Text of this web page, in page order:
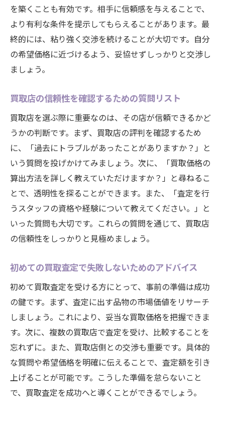
を築くことも有効です。相手に信頼感を与えることで、
より有利な条件を提示してもらえることがあります。最
終的には、粘り強く交渉を続けることが大切です。自分
の希望価格に近づけるよう、妥協せずしっかりと交渉し
ましょう。
買取店の信頼性を確認するための質問リスト
買取店を選ぶ際に重要なのは、その店が信頼できるかど
うかの判断です。まず、買取店の評判を確認するため
に、「過去にトラブルがあったことがありますか？」と
いう質問を投げかけてみましょう。次に、「買取価格の
算出方法を詳しく教えていただけますか？」と尋ねるこ
とで、透明性を探ることができます。また、「査定を行
うスタッフの資格や経験について教えてください。」と
いった質問も大切です。これらの質問を通じて、買取店
の信頼性をしっかりと見極めましょう。
初めての買取査定で失敗しないためのアドバイス
初めて買取査定を受ける方にとって、事前の準備は成功
の鍵です。まず、査定に出す品物の市場価値をリサーチ
しましょう。これにより、妥当な買取価格を把握できま
す。次に、複数の買取店で査定を受け、比較することを
忘れずに。また、買取店側との交渉も重要です。具体的
な質問や希望価格を明確に伝えることで、査定額を引き
上げることが可能です。こうした準備を怠らないこと
で、買取査定を成功へと導くことができるでしょう。